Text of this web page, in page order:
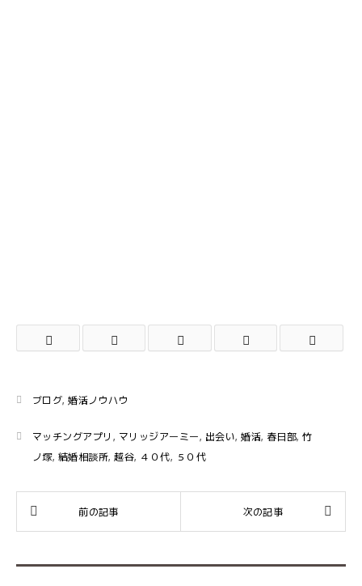
ブログ,婚活ノウハウ
マッチングアプリ , マリッジアーミー, 出会い,婚活, 春日部,竹
ノ塚, 結婚相談所,越谷, ４０代, ５０代